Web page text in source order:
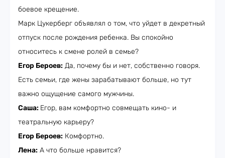
боевое крещение.
Марк Цукерберг объявлял о том, что уйдет в декретный
отпуск после рождения ребенка. Вы спокойно
относитесь к смене ролей в семье?
Егор Бероев: Да, почему бы и нет, собственно говоря.
Есть семьи, где жены зарабатывают больше, но тут
важно ощущение самого мужчины.
Саша: Егор, вам комфортно совмещать кино- и
театральную карьеру?
Егор Бероев: Комфортно.
Лена: А что больше нравится?